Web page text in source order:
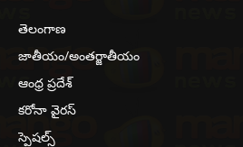
తెలంగాణ
జాతీయం/అంతర్జాతీయం
ఆంధ్ర ప్రదేశ్
కరోనా వైరస్
స్పెషల్స్